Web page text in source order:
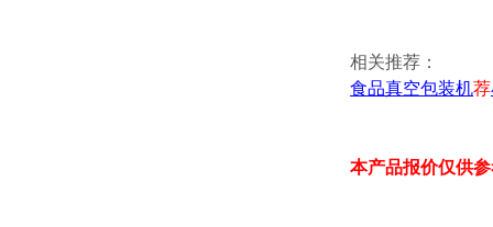
相关推荐：
食品真空包装机荐
本产品报价仅供